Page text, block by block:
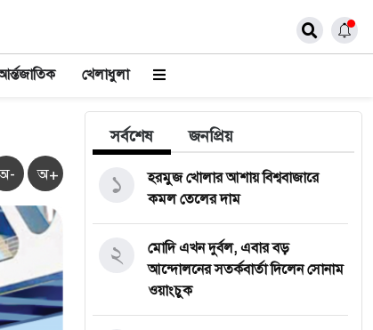
খেলাধুলা
অ+
সর্বশেষ জনপ্রিয়
হরমুজ খোলার আশায় বিশ্ববাজারে
কমল তেলের দাম
১
মোদি এখন দুর্বল, এবার বড়
আন্দোলনের সতর্কবার্তা দিলেন সোনাম
ওয়াংচুক
২